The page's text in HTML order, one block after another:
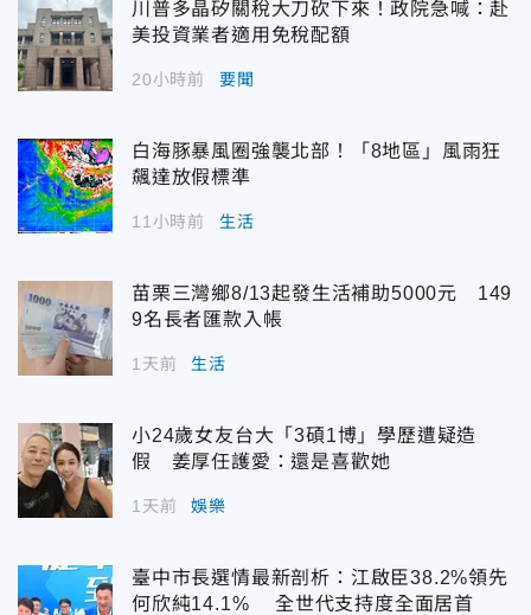
川普多晶矽關稅大刀砍下來！政院急喊：赴
美投資業者適用免稅配額
20小時前 要聞
白海豚暴風圈強襲北部！「8地區」風雨狂
飆達放假標準
11小時前 生活
苗栗三灣鄉8/13起發生活補助5000元 149
9名長者匯款入帳
1天前 生活
小24歲女友台大「3碩1博」學歷遭疑造
假 姜厚任護愛：還是喜歡她
1天前 娛樂
臺中市長選情最新剖析：江啟臣38.2%領先
何欣純14.1% 全世代支持度全面居首